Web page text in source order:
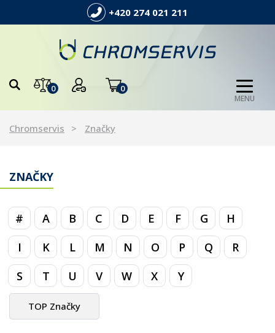
+420 274 021 211
0 0
MENU
Chromservis Značky
ZNAČKY
# A B C D E F G
H
I
K L M N O P Q
R
S
T U V W X Y
TOP Značky